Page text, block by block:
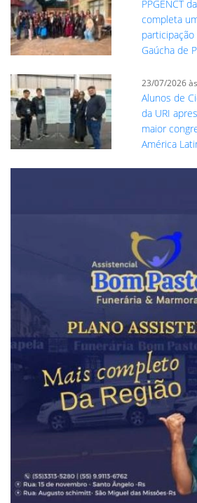
PPGENCT
completa
Gaúcha de
23/07/2026
Alunos de
da URI
maior
América